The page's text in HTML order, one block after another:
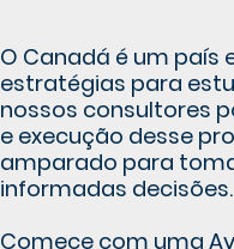
O Canadá é um país
estratégias para
nossos consultores
e execução desse
amparado para
informadas decisões.
Comece com uma